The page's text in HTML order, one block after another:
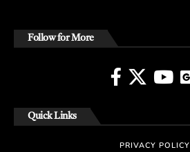
Follow for More
Quick Links
PRIVACY POLICY